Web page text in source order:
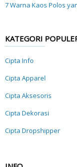
7 Warna Kaos Polos
KATEGORI
Cipta Info
Cipta Apparel
Cipta Aksesoris
Cipta Dekorasi
Cipta Dropshipper